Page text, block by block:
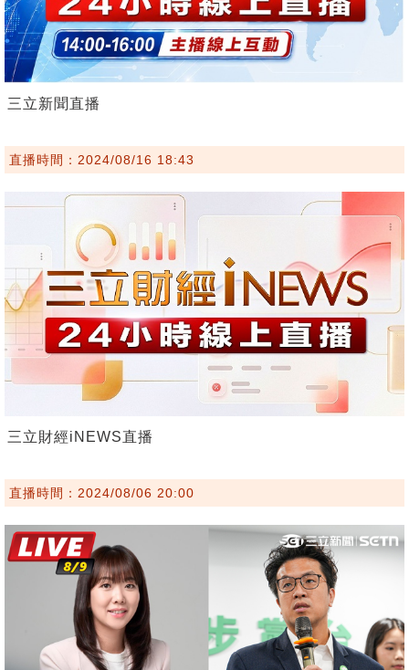
三立新聞直播
直播時間：2024/08/16 18:43
三立財經iNEWS直播
直播時間：2024/08/06 20:00